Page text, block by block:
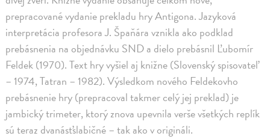
prepracované vydanie prekladu hry Antigona. Jazyková
interpretácia profesora J. Špaňára vznikla ako podklad
prebásnenia na objednávku SND a dielo prebásnil Ľubomír
Feldek (1970). Text hry vyšiel aj knižne (Slovenský spisovateľ
– 1974, Tatran – 1982). Výsledkom nového Feldekovho
prebásnenie hry (prepracoval takmer celý jej preklad) je
jambický trimeter, ktorý znova upevnila verše všetkých replík
sú teraz dvanásťslabičné – tak ako v origináli.